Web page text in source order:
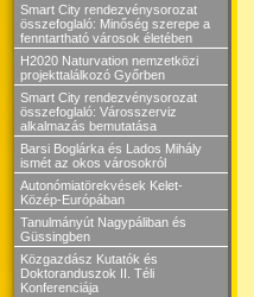
Smart City rendezvénysorozat
összefoglaló: Minőség szerepe a
fenntartható városok életében
H2020 Naturvation nemzetközi
projekttalálkozó Győrben
Smart City rendezvénysorozat
összefoglaló: Városszerviz
alkalmazás bemutatása
Barsi Boglárka és Lados Mihály
ismét az okos városokról
Autonómiatörekvések Kelet-
Közép-Európában
Tanulmányút Nagypáliban és
Güssingben
Közgazdász Kutatók és
Doktoranduszok II. Téli
Konferenciája